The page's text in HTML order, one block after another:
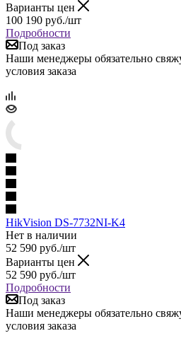
Варианты цен
100 190 руб./шт
Подробности
Под заказ
Наши менеджеры обязательно
условия заказа
HikVision DS-7732NI-K4
Нет в наличии
52 590 руб./шт
Варианты цен
52 590 руб./шт
Подробности
Под заказ
Наши менеджеры обязательно
условия заказа